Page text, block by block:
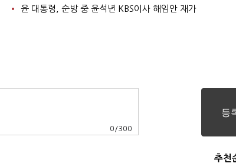
윤 대통령, 순방 중 윤석년 KBS이사 해임안 재가
0 /300
추천